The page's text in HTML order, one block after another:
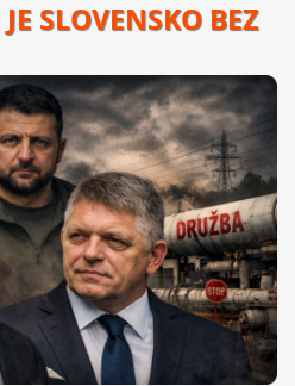
SLOVENSKO BEZ